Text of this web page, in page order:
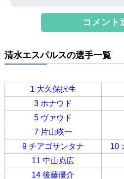
清水エスパルスの選手一覧
1 大久保択生
3 ホナウド
5 ヴァウド
7 片山瑛一
9 チアゴサンタナ
10
11 中山克広
14 後藤優介